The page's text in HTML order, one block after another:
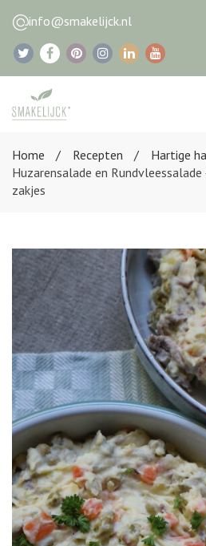
info@smakelijck.nl
Home
Recepten
Hartige
Huzarensalade en
zakjes